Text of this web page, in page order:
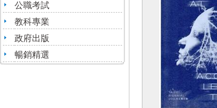
公職考試
教科專業
政府出版
暢銷精選